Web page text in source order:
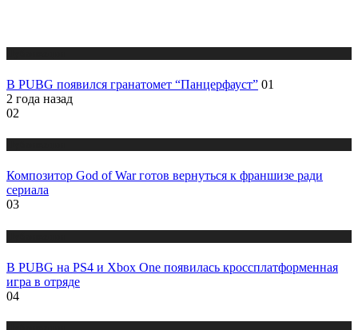
В PUBG появился гранатомет “Панцерфауст” 01
2 года назад
02
Композитор God of War готов вернуться к франшизе ради
сериала
03
В PUBG на PS4 и Xbox One появилась кроссплатформенная
игра в отряде
04